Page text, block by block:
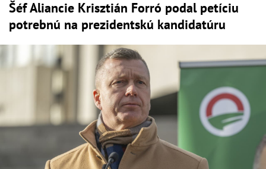
Šéf Aliancie Krisztián Forró podal petíciu
potrebnú na prezidentskú kandidatúru